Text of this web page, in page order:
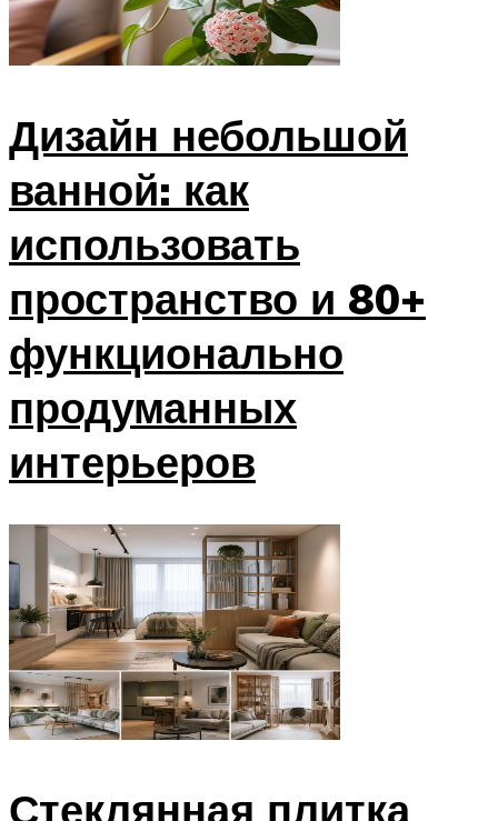
Дизайн небольшой
ванной: как
использовать
пространство и 80+
функционально
продуманных
интерьеров
Стеклянная плитка